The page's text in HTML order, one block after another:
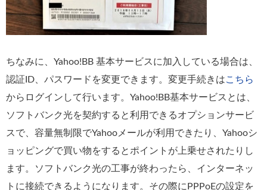
ちなみに、Yahoo!BB 基本サービスに加入している場合は、
認証ID、パスワードを変更できます。変更手続きはこちら
からログインして行います。Yahoo!BB基本サービスとは、
ソフトバンク光を契約すると利用できるオプションサービ
スで、容量無制限でYahooメールが利用できたり、Yahooシ
ョッピングで買い物をするとポイントが上乗せされたりし
ます。ソフトバンク光の工事が終わったら、インターネッ
トに接続できるようになります。その際にPPPoEの設定を